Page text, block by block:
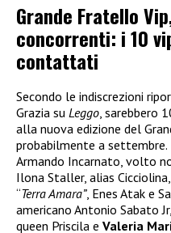
Grande Fratello
concorrenti: i 10
contattati
Secondo le indiscrezioni
Grazia su Leggo, sarebbero
alla nuova edizione del
probabilmente a settembre.
Armando Incarnato, volto
Ilona Staller, alias
“Terra Amara”, Enes Atak e
americano Antonio Sabato
queen Priscila e Valeria